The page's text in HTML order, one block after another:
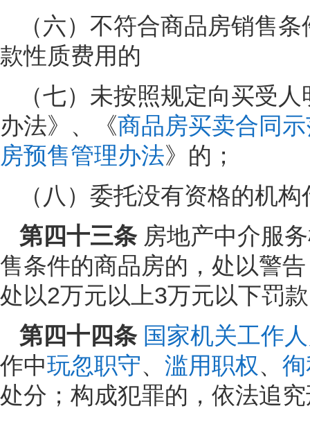
（六）不符合商品房销售
款性质费用的
（七）未按照规定向买受
办法》、《商品房买卖合同
房预售管理办法》的；
（八）委托没有资格的机
第四十三条 房地产中介服
售条件的商品房的，处以警
处以2万元以上3万元以下罚
第四十四条 国家机关工作
作中玩忽职守、 滥用职权、
处分；构成犯罪的，依法追